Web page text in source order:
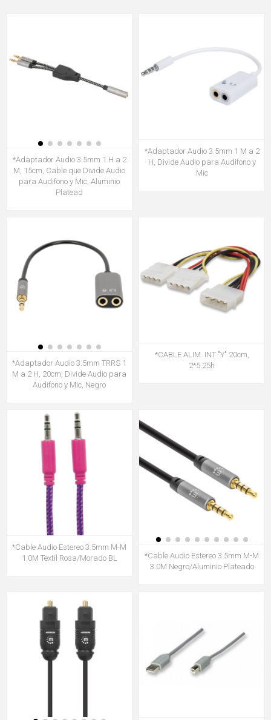
*Adaptador Audio 3.5mm 1 H a 2
M, 15cm, Cable que Divide Audio
para Audifono y Mic, Aluminio
Platead
*Adaptador Audio 3.5mm 1 M a 2
H, Divide Audio para Audifono y
Mic
*Adaptador Audio 3.5mm TRRS 1
M a 2 H, 20cm, Divide Audio para
Audifono y Mic, Negro
*CABLE ALIM. INT "Y" 20cm,
2*5.25h
*Cable Audio Estereo 3.5mm M-M
1.0M Textil Rosa/Morado BL
*Cable Audio Estereo 3.5mm M-M
3.0M Negro/Aluminio Plateado